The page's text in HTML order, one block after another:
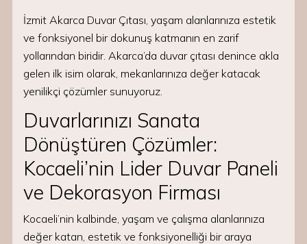
İzmit Akarca Duvar Çıtası, yaşam alanlarınıza estetik
ve fonksiyonel bir dokunuş katmanın en zarif
yollarından biridir. Akarca’da duvar çıtası denince akla
gelen ilk isim olarak, mekanlarınıza değer katacak
yenilikçi çözümler sunuyoruz.
Duvarlarınızı Sanata
Dönüştüren Çözümler:
Kocaeli’nin Lider Duvar Paneli
ve Dekorasyon Firması
Kocaeli’nin kalbinde, yaşam ve çalışma alanlarınıza
değer katan, estetik ve fonksiyonelliği bir araya